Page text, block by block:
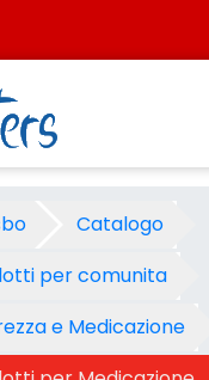
Catalogo
per comunita
e Medicazione